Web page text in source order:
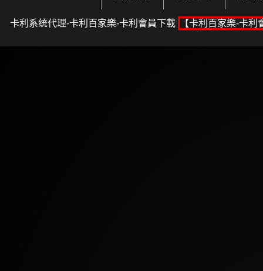
卡利系统代理-卡利百家樂-卡利會員下載 【卡利百家樂-卡